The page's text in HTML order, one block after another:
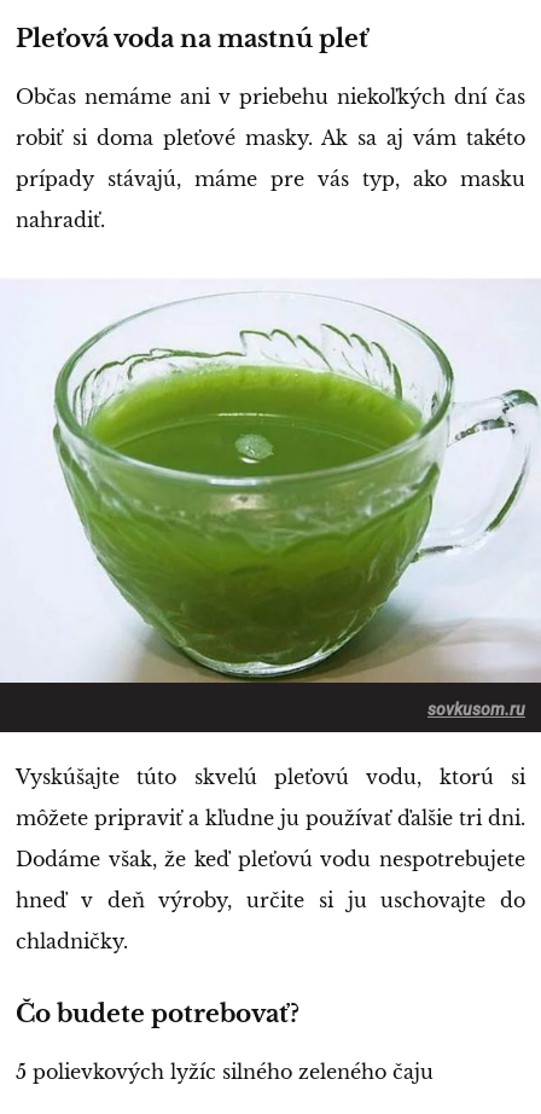
Pleťová voda na mastnú pleť
Občas nemáme ani v priebehu niekoľkých dní čas
robiť si doma pleťové masky. Ak sa aj vám takéto
prípady stávajú, máme pre vás typ, ako masku
nahradiť.
sovkusom.ru
Vyskúšajte túto skvelú pleťovú vodu, ktorú si
môžete pripraviť a kľudne ju používať ďalšie tri dni.
Dodáme však, že keď pleťovú vodu nespotrebujete
hneď v deň výroby, určite si ju uschovajte do
chladničky.
Čo budete potrebovať?
5 polievkových lyžíc silného zeleného čaju